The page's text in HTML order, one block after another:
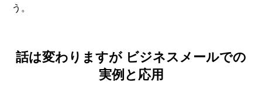
う。
話は変わりますが ビジネスメールでの
実例と応用